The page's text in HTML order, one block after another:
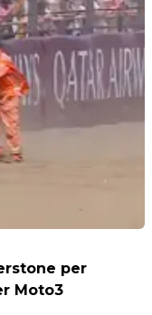
per
Moto3